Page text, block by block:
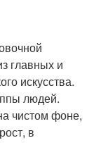
главных и
искусства.
людей.
чистом фоне,
в